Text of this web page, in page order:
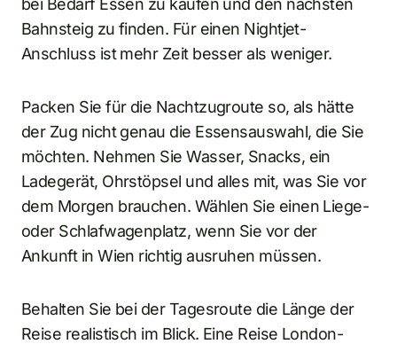
Bahnsteig zu finden. Für einen Nightjet-
Anschluss ist mehr Zeit besser als weniger.
Packen Sie für die Nachtzugroute so, als hätte
der Zug nicht genau die Essensauswahl, die Sie
möchten. Nehmen Sie Wasser, Snacks, ein
Ladegerät, Ohrstöpsel und alles mit, was Sie vor
dem Morgen brauchen. Wählen Sie einen Liege-
oder Schlafwagenplatz, wenn Sie vor der
Ankunft in Wien richtig ausruhen müssen.
Behalten Sie bei der Tagesroute die Länge der
Reise realistisch im Blick. Eine Reise London-